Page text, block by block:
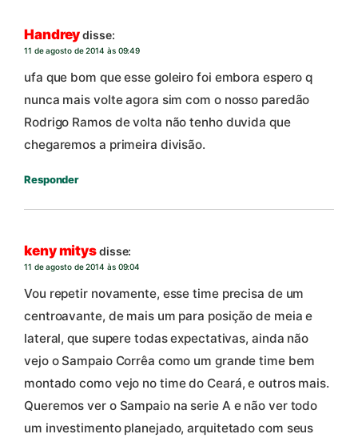
Handreydisse:
11 de agosto de 2014 às 09:49
ufa que bom que esse goleiro foi embora espero q
nunca mais volte agora sim com o nosso paredão
Rodrigo Ramos de volta não tenho duvida que
chegaremos a primeira divisão.
Responder
keny mitysdisse:
11 de agosto de 2014 às 09:04
Vou repetir novamente, esse time precisa de um
centroavante, de mais um para posição de meia e
lateral, que supere todas expectativas, ainda não
vejo o Sampaio Corrêa como um grande time bem
montado como vejo no time do Ceará, e outros mais.
Queremos ver o Sampaio na serie A e não ver todo
um investimento planejado, arquitetado com seus